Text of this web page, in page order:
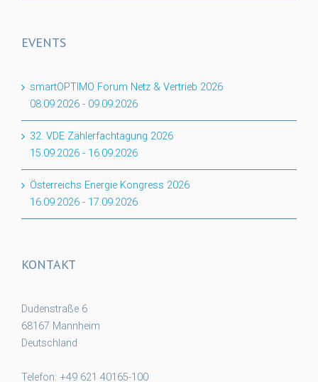
EVENTS
smartOPTIMO Forum Netz & Vertrieb 2026
08.09.2026 - 09.09.2026
32. VDE Zählerfachtagung 2026
15.09.2026 - 16.09.2026
Österreichs Energie Kongress 2026
16.09.2026 - 17.09.2026
KONTAKT
Dudenstraße 6
68167 Mannheim
Deutschland
Telefon: +49 621 40165-100